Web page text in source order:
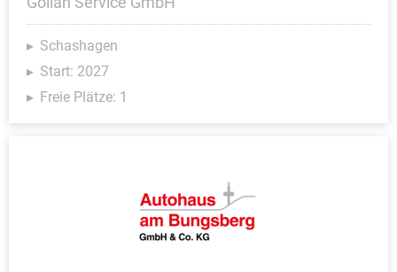
Schashagen
Start: 2027
Freie Plätze: 1